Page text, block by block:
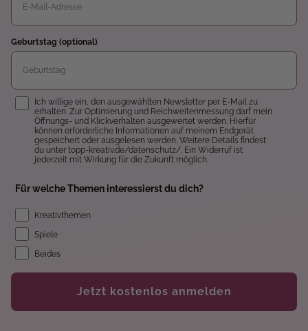
Geburtstag (optional)
Einwilligung
Ich willige ein, den ausgewählten Newsletter per E-Mail zu
erhalten. Zur Optimierung und Reichweitenmessung darf mein
Öffnungs- und Klickverhalten ausgewertet werden. Hierfür
können erforderliche Informationen auf meinem Endgerät
gespeichert oder ausgelesen werden. Weitere Details findest
du unter topp-kreativ.de/datenschutz/. Ein Widerruf ist
jederzeit mit Wirkung für die Zukunft möglich.
Für welche Themen interessierst du dich?
Kreativthemen
Spiele
Beides
Jetzt kostenlos anmelden